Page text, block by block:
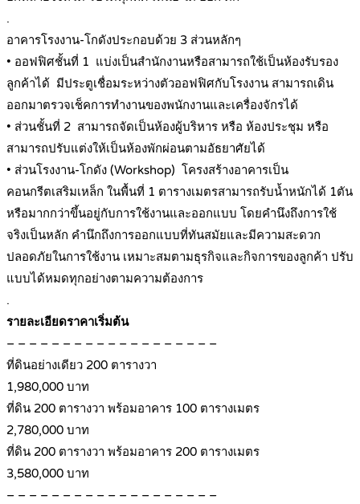
.
อาคารโรงงาน-โกดังประกอบด้วย 3 ส่วนหลักๆ
• ออฟฟิศชั้นที่ 1 แบ่งเป็นสำนักงานหรือสามารถใช้เป็นห้องรับรอง
ลูกค้าได้ มีประตูเชื่อมระหว่างตัวออฟฟิศกับโรงงาน สามารถเดิน
ออกมาตรวจเช็คการทำงานของพนักงานและเครื่องจักรได้
• ส่วนชั้นที่ 2 สามารถจัดเป็นห้องผู้บริหาร หรือ ห้องประชุม หรือ
สามารถปรับแต่งให้เป็นห้องพักผ่อนตามอัธยาศัยได้
• ส่วนโรงงาน-โกดัง (Workshop) โครงสร้างอาคารเป็น
คอนกรีตเสริมเหล็ก ในพื้นที่ 1 ตารางเมตรสามารถรับน้ำหนักได้ 1ตัน
หรือมากกว่าขึ้นอยู่กับการใช้งานและออกแบบ โดยคำนึงถึงการใช้
จริงเป็นหลัก คำนึกถึงการออกแบบที่ทันสมัยและมีความสะดวก
ปลอดภัยในการใช้งาน เหมาะสมตามธุรกิจและกิจการของลูกค้า ปรับ
แบบได้หมดทุกอย่างตามความต้องการ
.
รายละเอียดราคาเริ่มต้น
– – – – – – – – – – – – – – – – – – –
ที่ดินอย่างเดียว 200 ตารางวา
1,980,000 บาท
ที่ดิน 200 ตารางวา พร้อมอาคาร 100 ตารางเมตร
2,780,000 บาท
ที่ดิน 200 ตารางวา พร้อมอาคาร 200 ตารางเมตร
3,580,000 บาท
– – – – – – – – – – – – – – – – – – –